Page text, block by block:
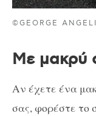
©GEORGE
Με μακρύ
Αν έχετε ένα
σας, φορέστε το